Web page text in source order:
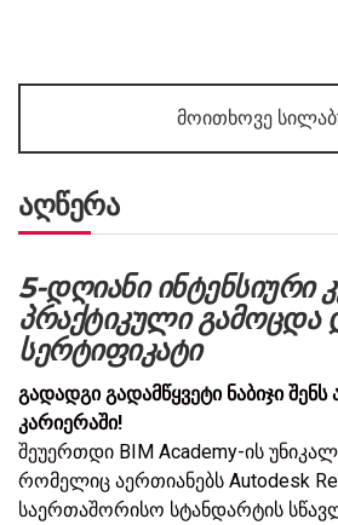
მოითხოვე
აღწერა
5-დღიანი ინტენსიური
პრაქტიკული გამოცდა
სერტიფიკატი
გადადგი გადამწყვეტი ნაბიჯი შენს
კარიერაში!
შეუერთდი BIM Academy-ის
რომელიც აერთიანებს Autodesk
საერთაშორისო სტანდარტის